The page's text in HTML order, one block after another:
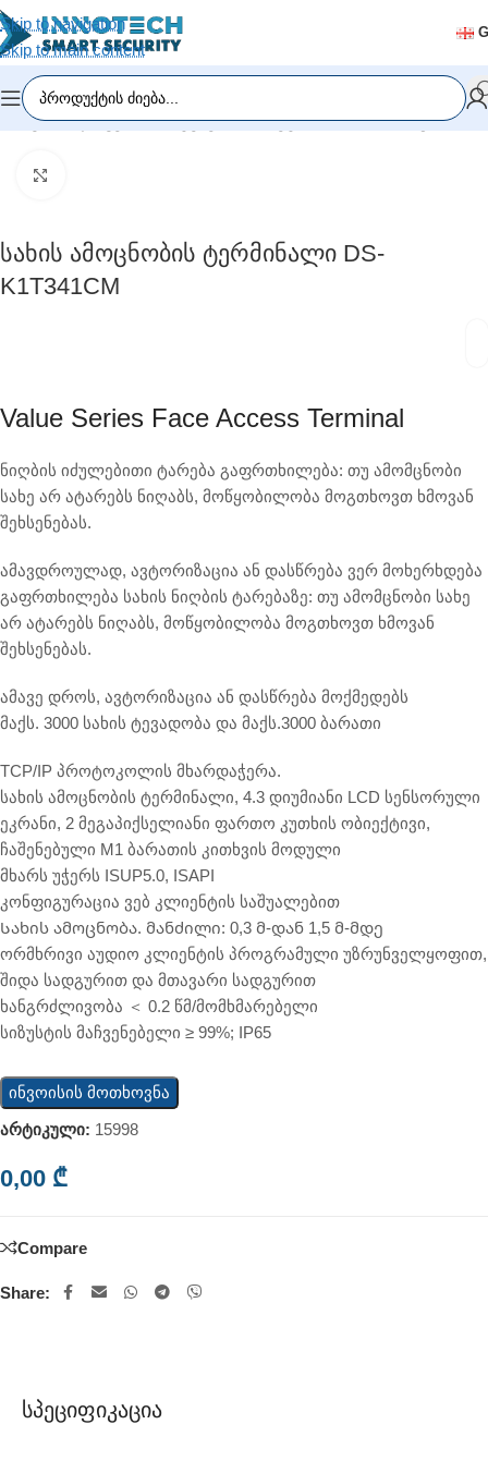
Skip to navigation
Skip to main content
მთავარი/დაშვების სისტემები/ბიომეტრია / სახის ამოცნობა
Სახის Ამოცნობის Ტერმინალი DS-
K1T341CM
Value Series Face Access Terminal
ნიღბის იძულებითი ტარება გაფრთხილება: თუ ამომცნობი
სახე არ ატარებს ნიღაბს, მოწყობილობა მოგთხოვთ ხმოვან
შეხსენებას.
ამავდროულად, ავტორიზაცია ან დასწრება ვერ მოხერხდება
გაფრთხილება სახის ნიღბის ტარებაზე: თუ ამომცნობი სახე
არ ატარებს ნიღაბს, მოწყობილობა მოგთხოვთ ხმოვან
შეხსენებას.
ამავე დროს, ავტორიზაცია ან დასწრება მოქმედებს
მაქს. 3000 სახის ტევადობა და მაქს.3000 ბარათი
TCP/IP პროტოკოლის მხარდაჭერა.
სახის ამოცნობის ტერმინალი, 4.3 დიუმიანი LCD სენსორული
ეკრანი, 2 მეგაპიქსელიანი ფართო კუთხის ობიექტივი,
ჩაშენებული M1 ბარათის კითხვის მოდული
მხარს უჭერს ISUP5.0, ISAPI
კონფიგურაცია ვებ კლიენტის საშუალებით
Სახის ამოცნობა. მანძილი: 0,3 მ-დან 1,5 მ-მდე
ორმხრივი აუდიო კლიენტის პროგრამული უზრუნველყოფით,
შიდა სადგურით და მთავარი სადგურით
ხანგრძლივობა ＜ 0.2 წმ/მომხმარებელი
სიზუსტის მაჩვენებელი ≥ 99%; IP65
ინვოისის მოთხოვნა
არტიკული: 15998
0,00 ₾
Compare
Share:
Სპეციფიკაცია